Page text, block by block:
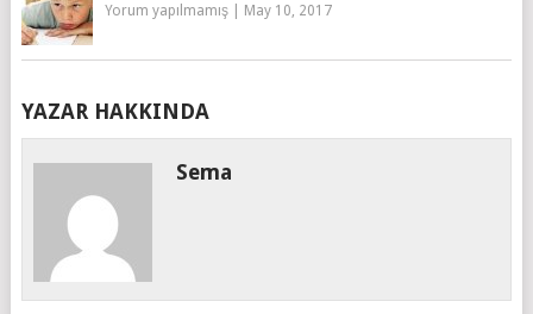
Yorum yapılmamış| May 10, 2017
YAZAR HAKKINDA
Sema